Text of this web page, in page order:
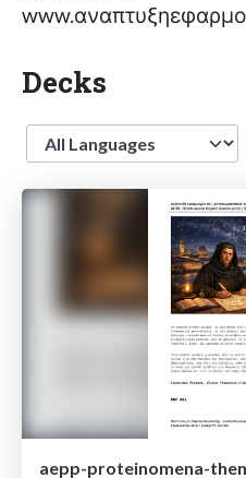
Decks
Language
aepp-proteinomena-